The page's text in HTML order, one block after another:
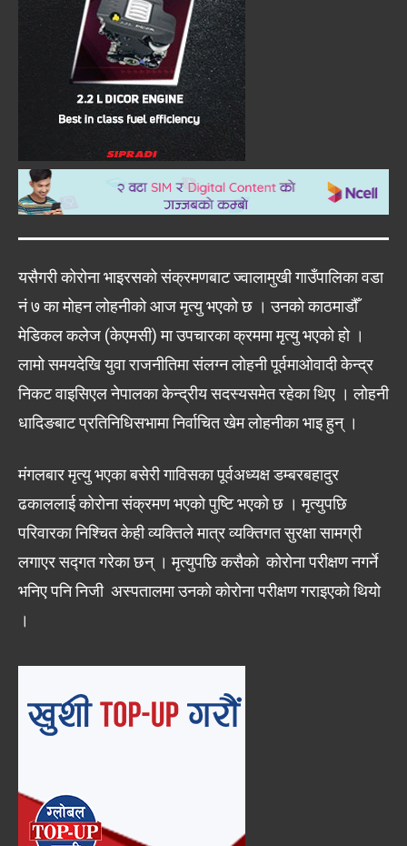
यसैगरी कोरोना भाइरसको संक्रमणबाट ज्वालामुखी गाउँपालिका वडा
नं ७ का मोहन लोहनीको आज मृत्यु भएको छ । उनको काठमाडौँ
मेडिकल कलेज (केएमसी) मा उपचारका क्रममा मृत्यु भएको हो ।
लामो समयदेखि युवा राजनीतिमा संलग्न लोहनी पूर्वमाओवादी केन्द्र
निकट वाइसिएल नेपालका केन्द्रीय सदस्यसमेत रहेका थिए । लोहनी
धादिङबाट प्रतिनिधिसभामा निर्वाचित खेम लोहनीका भाइ हुन् ।
मंगलबार मृत्यु भएका बसेरी गाविसका पूर्वअध्यक्ष डम्बरबहादुर
ढकाललाई कोरोना संक्रमण भएको पुष्टि भएको छ । मृत्युपछि
परिवारका निश्चित केही व्यक्तिले मात्र व्यक्तिगत सुरक्षा सामग्री
लगाएर सद्गत गरेका छन् । मृत्युपछि कसैको कोरोना परीक्षण नगर्ने
भनिए पनि निजी अस्पतालमा उनको कोरोना परीक्षण गराइएको थियो
।